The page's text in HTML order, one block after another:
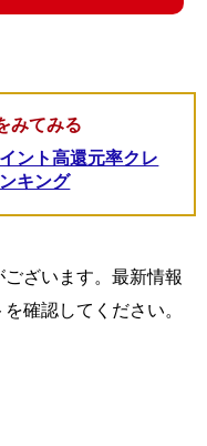
みてみる
ント高還元率クレ
キング
ざいます。最新情報
確認してください。